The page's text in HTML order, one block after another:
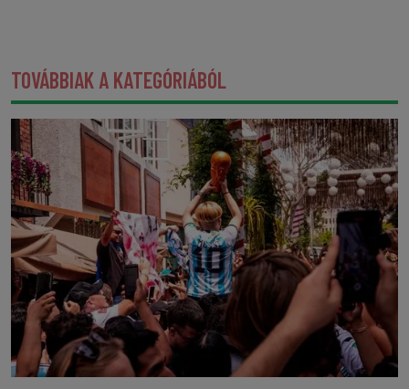
TOVÁBBIAK A KATEGÓRIÁBÓL